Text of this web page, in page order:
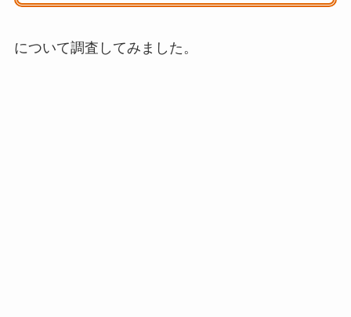
について調査してみました。